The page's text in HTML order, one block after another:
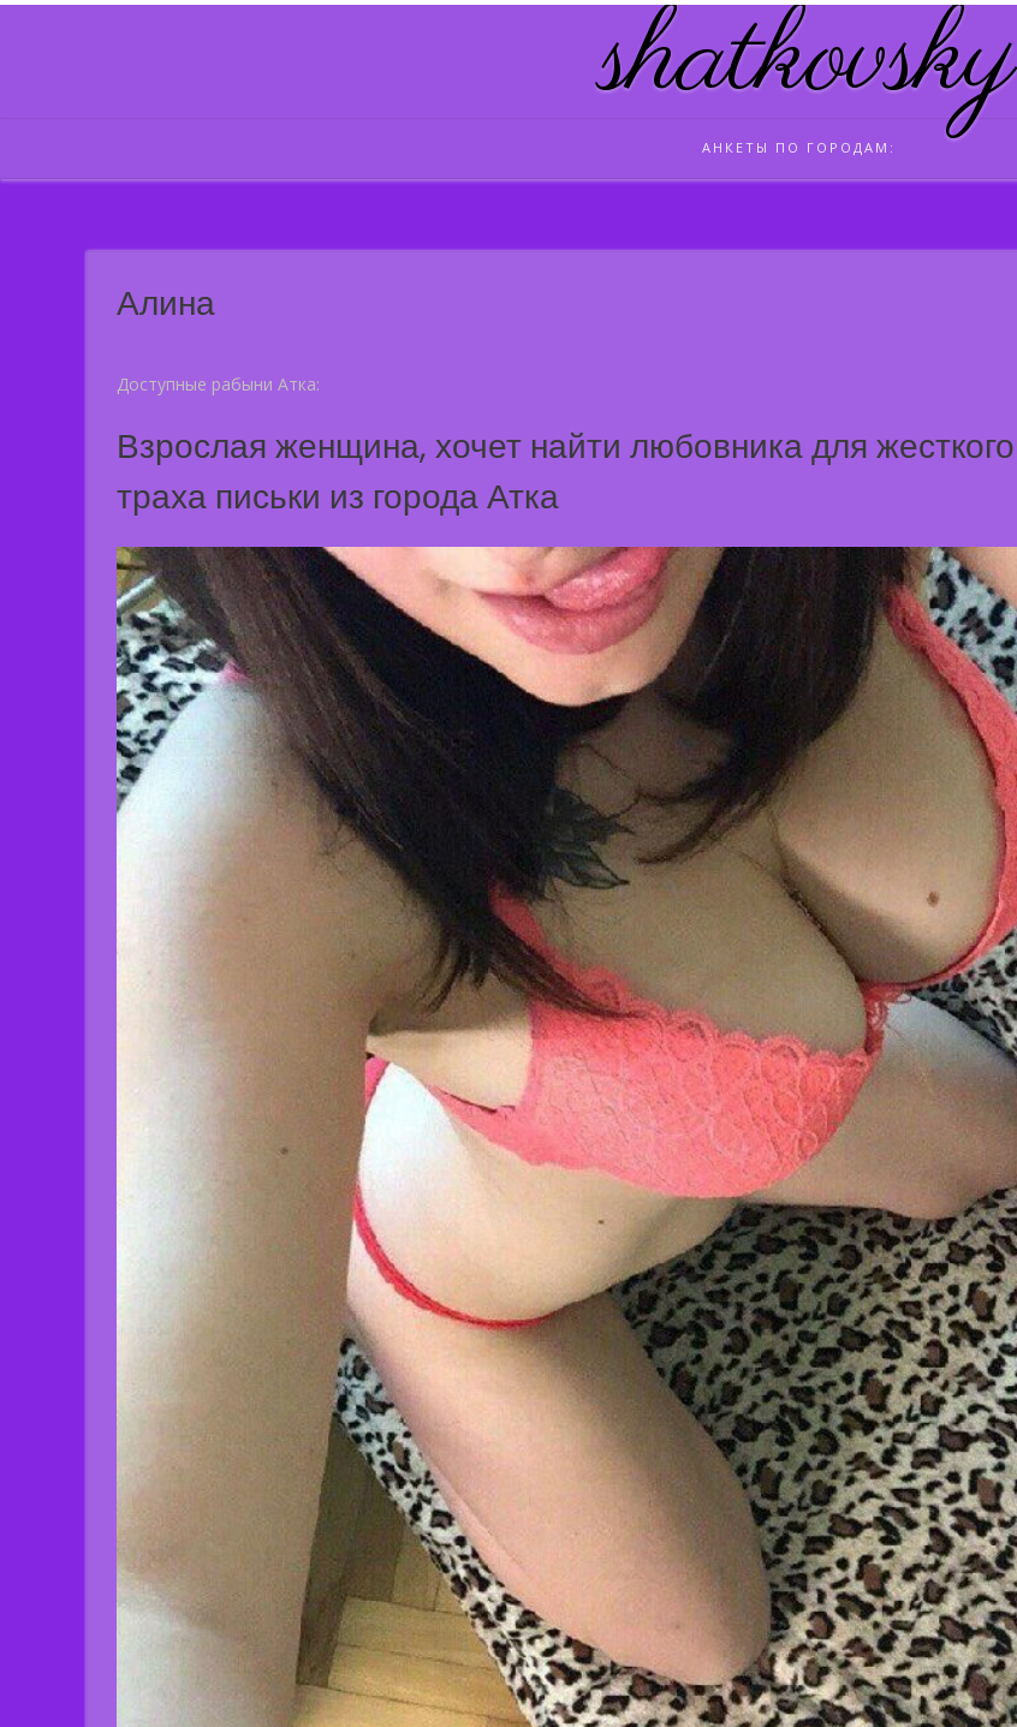
Skip
shatkovsky
АНКЕТЫ ПО ГОРОДАМ:
Алина
Доступные рабыни Атка:
Взрослая женщина, хочет найти любовника для жесткого
траха письки из города Атка